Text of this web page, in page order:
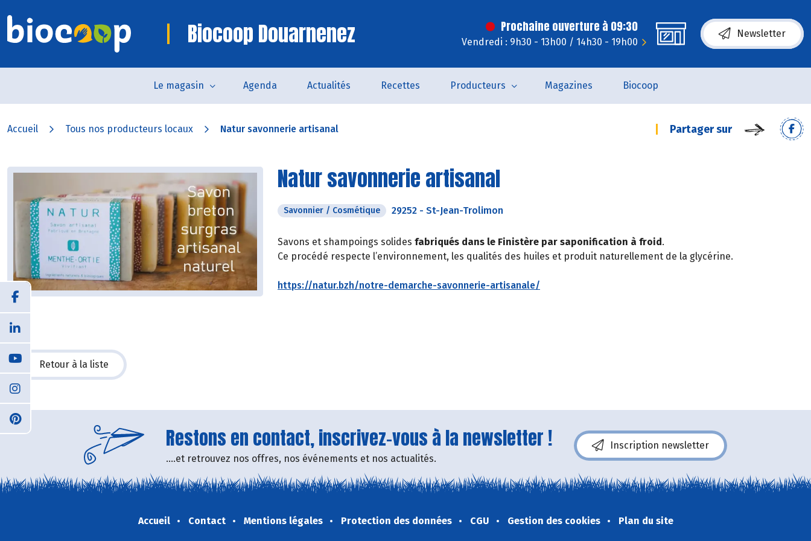
Biocoop Douarnenez Prochaine ouverture à 09:30
Vendredi : 9h30 - 13h00 / 14h30 - 19h00
Newsletter
Le magasin Agenda Actualités Recettes Producteurs Magazines Biocoop
Accueil Tous nos producteurs locaux Natur savonnerie artisanal Partager sur
Natur savonnerie artisanal
Savonnier / Cosmétique 29252 - St-Jean-Trolimon
Savons et shampoings solides fabriqués dans le Finistère par saponification à froid.
Ce procédé respecte l’environnement, les qualités des huiles et produit naturellement de la glycérine.
https://natur.bzh/notre-demarche-savonnerie-artisanale/
Retour à la liste
Restons en contact, inscrivez-vous à la newsletter !
....et retrouvez nos offres, nos événements et nos actualités.
Inscription newsletter
Accueil Contact Mentions légales Protection des données CGU Gestion des cookies Plan du site